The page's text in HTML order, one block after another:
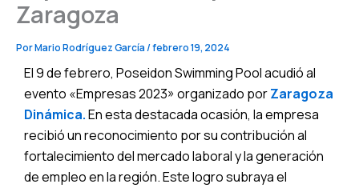
Zaragoza
PorMario Rodríguez García/febrero 19, 2024
El 9 de febrero, Poseidon Swimming Pool acudió al
evento «Empresas 2023» organizado porZaragoza
Dinámica.En esta destacada ocasión, la empresa
recibió un reconocimiento por su contribución al
fortalecimiento del mercado laboral y la generación
de empleo en la región. Este logro subraya el